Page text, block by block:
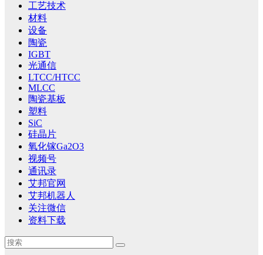
工艺技术
材料
设备
陶瓷
IGBT
光通信
LTCC/HTCC
MLCC
陶瓷基板
塑料
SiC
硅晶片
氧化镓Ga2O3
视频号
通讯录
艾邦官网
艾邦机器人
关注微信
资料下载